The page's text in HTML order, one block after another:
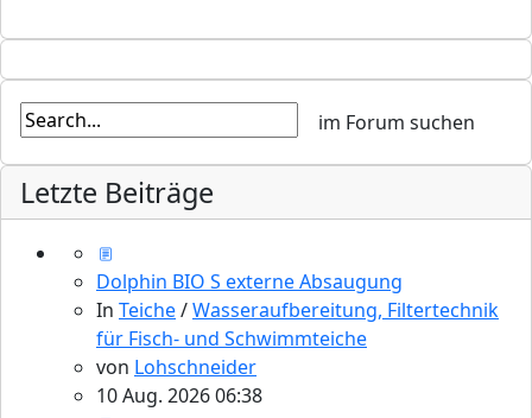
Letzte Beiträge
Dolphin BIO S externe Absaugung
In Teiche/Wasseraufbereitung, Filtertechnik
für Fisch- und Schwimmteiche
von Lohschneider
10 Aug. 2026 06:38